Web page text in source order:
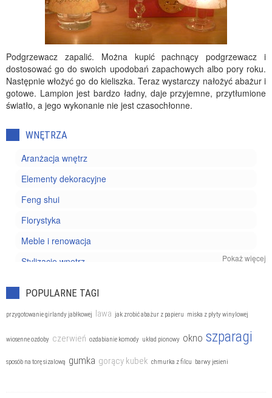
Podgrzewacz zapalić. Można kupić pachnący podgrzewacz i
dostosować go do swoich upodobań zapachowych albo pory roku.
Następnie włożyć go do kieliszka. Teraz wystarczy nałożyć abażur i
gotowe. Lampion jest bardzo ładny, daje przyjemne, przytłumione
światło, a jego wykonanie nie jest czasochłonne.
WNĘTRZA
Aranżacja wnętrz
Elementy dekoracyjne
Feng shui
Florystyka
Meble i renowacja
Stylizacje wnętrz
Pokaż więcej
POPULARNE TAGI
przygotowanie girlandy jabłkowej lawa jak zrobić abażur z papieru miska z płyty winylowej
wiosenne ozdoby czerwień ozdabianie komody układ pionowy okno szparagi
sposób na torę sizalową gumka gorący kubek chmurka z filcu barwy jesieni